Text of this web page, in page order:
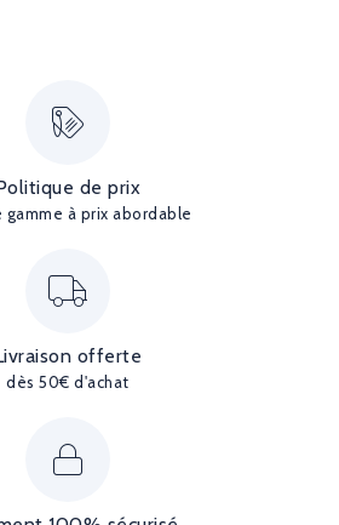
de prix
gamme à prix abordable
offerte
dès 50€ d'achat